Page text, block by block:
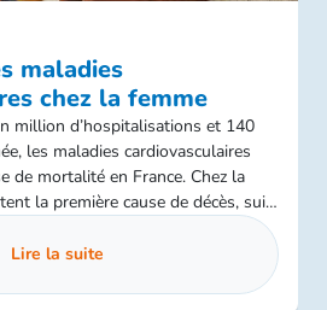
maladies
chez la femme
million d’hospitalisations et 140
les maladies cardiovasculaires
de mortalité en France. Chez la
la première cause de décès, suivi
dernières sont pourtant souvent
bien prises en charge que les
France alerte sur la nécessité de
Lire la suite